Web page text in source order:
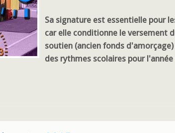
Sa signature est essentielle pour
car elle conditionne le versement
soutien (ancien fonds
des rythmes scolaires pour